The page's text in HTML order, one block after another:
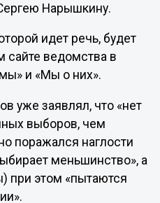
Нарышкину.
идет речь, будет
сайте ведомства в
и «Мы о них».
уже заявлял, что «нет
выборов, чем
поражался наглости
меньшинство», а
при этом «пытаются